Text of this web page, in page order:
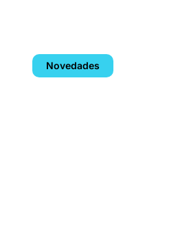
Novedades